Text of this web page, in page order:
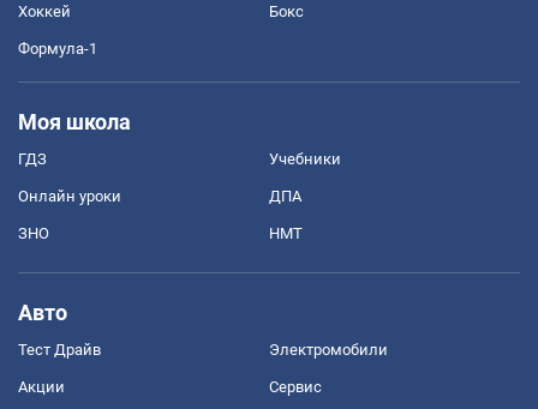
Хоккей Бокс
Формула-1
Моя школа
ГДЗ Учебники
Онлайн уроки ДПА
ЗНО НМТ
Авто
Тест Драйв Электромобили
Акции Сервис